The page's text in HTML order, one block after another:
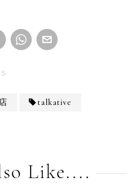
talkative
Like....